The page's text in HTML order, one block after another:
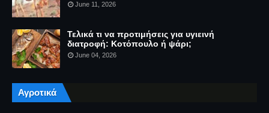
June 11, 2026
Τελικά τι να προτιμήσεις για υγιεινή
διατροφή: Κοτόπουλο ή ψάρι;
June 04, 2026
Αγροτικά